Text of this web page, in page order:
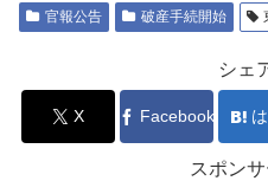
官報公告 破産手続開始
シェ
X Facebook
スポン